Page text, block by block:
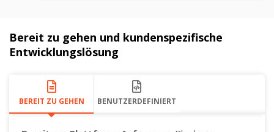
Bereit zu gehen und kundenspezifische
Entwicklungslösung
BEREIT ZU GEHEN BENUTZERDEFINIERT